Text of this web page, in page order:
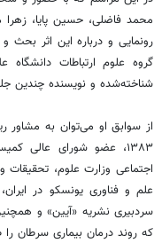
محمد فاضلی، حسین پایا،
رونمایی و درباره‌ این اثر بحث
گروه علوم ارتباطات
شناخته‌شده و نویسنده‌ چندین
۱۳۸۳، عضو شورای عالی
علم و فناوری یونسکو در
سردبیری نشریه «آیین» و
که روند درمان بیماری سرطان